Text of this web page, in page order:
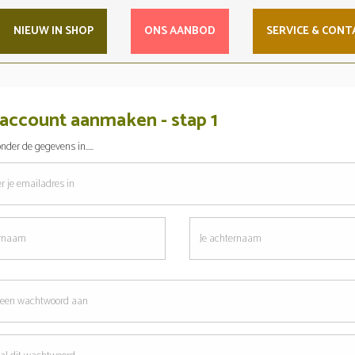
NIEUW IN SHOP ONS AANBOD SERVICE &
aanmaken - stap 1
de gegevens in.....
Je
achternaam